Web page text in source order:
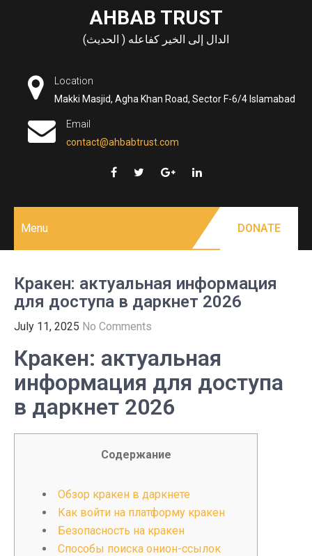
AHBAB TRUST
الدال إلى الخير كفاعله ( الحديث)
Location
Makki Masjid, Agha Khan Road, Sector F-6/4 Islamabad
Email
contact@ahbabtrust.com
Menu DONATE
Кракен: актуальная информация
для доступа в даркнет 2026
July 11, 2025 No Comments
Кракен: актуальная
информация для доступа
в даркнет 2026
Содержание
Обзор кракен в даркнете
Как войти на платформу кракен
Безопасность на кракен
Способы поиска онион-ссылок